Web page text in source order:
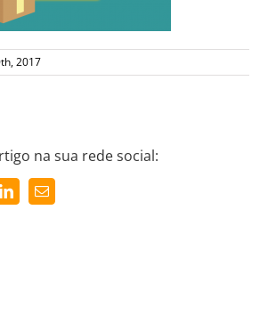
2017
na sua rede social:
LinkedInEmail
(necessário